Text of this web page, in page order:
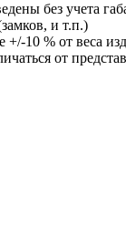
без учета
и т.п.)
10 % от веса
от